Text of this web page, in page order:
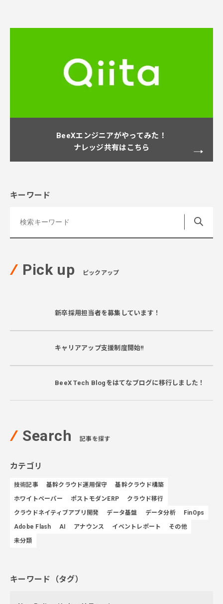
BeeXエンジニアがやってみた！
ナレッジ共有はこちら
キーワード
Pick up ピックアップ
新卒採用担当者を募集しています！
キャリアアップ支援制度開始‼
BeeX Tech Blogをはてなブログに移行しました！
Search 記事を探す
カテゴリ
技術記事 基幹クラウド運用保守
基幹クラウド構築
ホワイトペーパー
ポストモダンERP
クラウド移行
クラウドネイティブアプリ開発
データ基盤 データ分析
FinOps
Adobe Flash
AI アナウンス イベントレポート
その他
未分類
キーワード（タグ）